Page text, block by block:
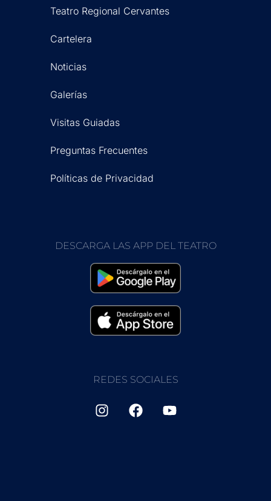
Teatro Regional Cervantes
Cartelera
Noticias
Galerías
Visitas Guiadas
Preguntas Frecuentes
Políticas de Privacidad
DESCARGA LAS APP DEL TEATRO
REDES SOCIALES